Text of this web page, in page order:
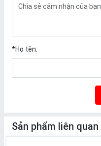
*Họ tên:
Sản phẩm liên quan